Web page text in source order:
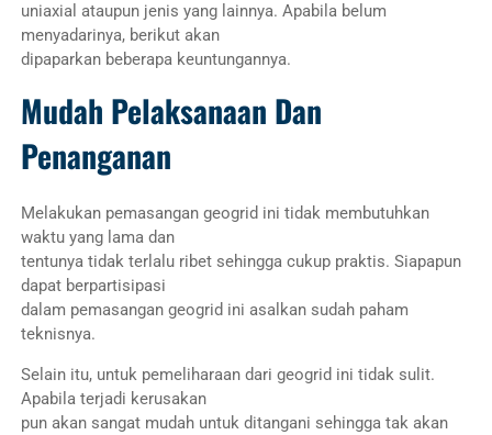
uniaxial ataupun jenis yang lainnya. Apabila belum
menyadarinya, berikut akan
dipaparkan beberapa keuntungannya.
Mudah Pelaksanaan Dan
Penanganan
Melakukan pemasangan geogrid ini tidak membutuhkan
waktu yang lama dan
tentunya tidak terlalu ribet sehingga cukup praktis. Siapapun
dapat berpartisipasi
dalam pemasangan geogrid ini asalkan sudah paham
teknisnya.
Selain itu, untuk pemeliharaan dari geogrid ini tidak sulit.
Apabila terjadi kerusakan
pun akan sangat mudah untuk ditangani sehingga tak akan